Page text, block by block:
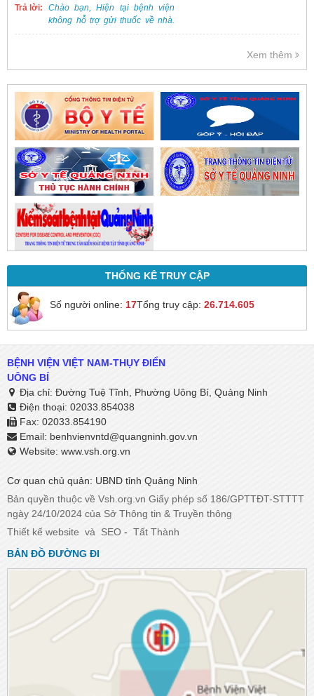
Trả lời:
Chào bạn, Hiện tại bệnh viện
không hỗ trợ gửi thuốc về nhà.
Việc cấp phát thuốc tại bệnh viện
trực tiếp.
Xem thêm
THỐNG KÊ TRUY CẬP
Số người online: 17Tổng truy cập: 26.714.605
BỆNH VIỆN VIỆT NAM-THỤY ĐIỂN
UÔNG BÍ
Địa chỉ: Đường Tuệ Tĩnh, Phường Uông Bí, Quảng Ninh
Điện thoại: 02033.854038
Fax: 02033.854190
Email: benhvienvntd@quangninh.gov.vn​​​​​​​
Website: www.vsh.org.vn
Cơ quan chủ quản: UBND tỉnh Quảng Ninh
Bản quyền thuộc về Vsh.org.vn Giấy phép số 186/GPTTĐT-STTTT
ngày 24/10/2024 của Sở Thông tin & Truyền thông
Thiết kế website và SEO - Tất Thành
BẢN ĐỒ ĐƯỜNG ĐI